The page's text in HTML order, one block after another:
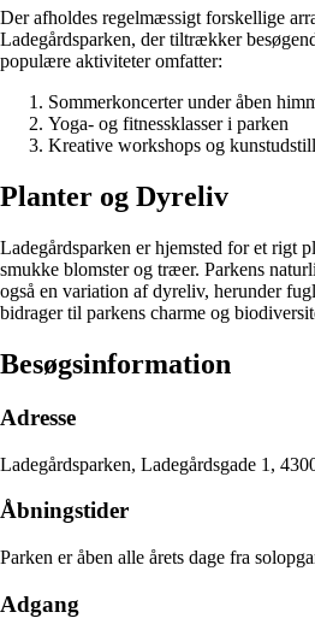
Der afholdes regelmæssigt forskellige
Ladegårdsparken, der tiltrækker
populære aktiviteter omfatter:
Sommerkoncerter under åben
Yoga- og fitnessklasser i parken
Kreative workshops og
Planter og Dyreliv
Ladegårdsparken er hjemsted for et rigt
smukke blomster og træer. Parkens
også en variation af dyreliv, herunder
bidrager til parkens charme og
Besøgsinformation
Adresse
Ladegårdsparken, Ladegårdsgade 1,
Åbningstider
Parken er åben alle årets dage fra
Adgang